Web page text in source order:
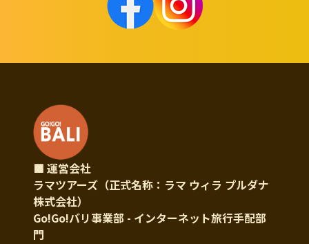
■ 運営会社
ラマツアーズ（正式名称：ラマ ウィラ プルダナ
株式会社）
Go!Go!バリ事業部 - インターネット旅行手配部
門